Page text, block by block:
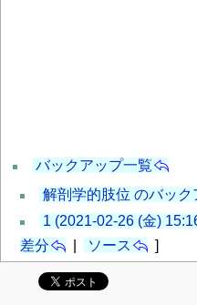
バックアップ一覧
解剖学的肢位 のバック
1 (2021-02-26 (金)
差分
ソース ]